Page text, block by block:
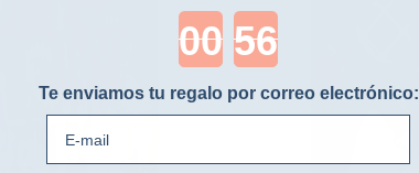
Countdown ends in:
Te enviamos tu regalo por correo electrónico: